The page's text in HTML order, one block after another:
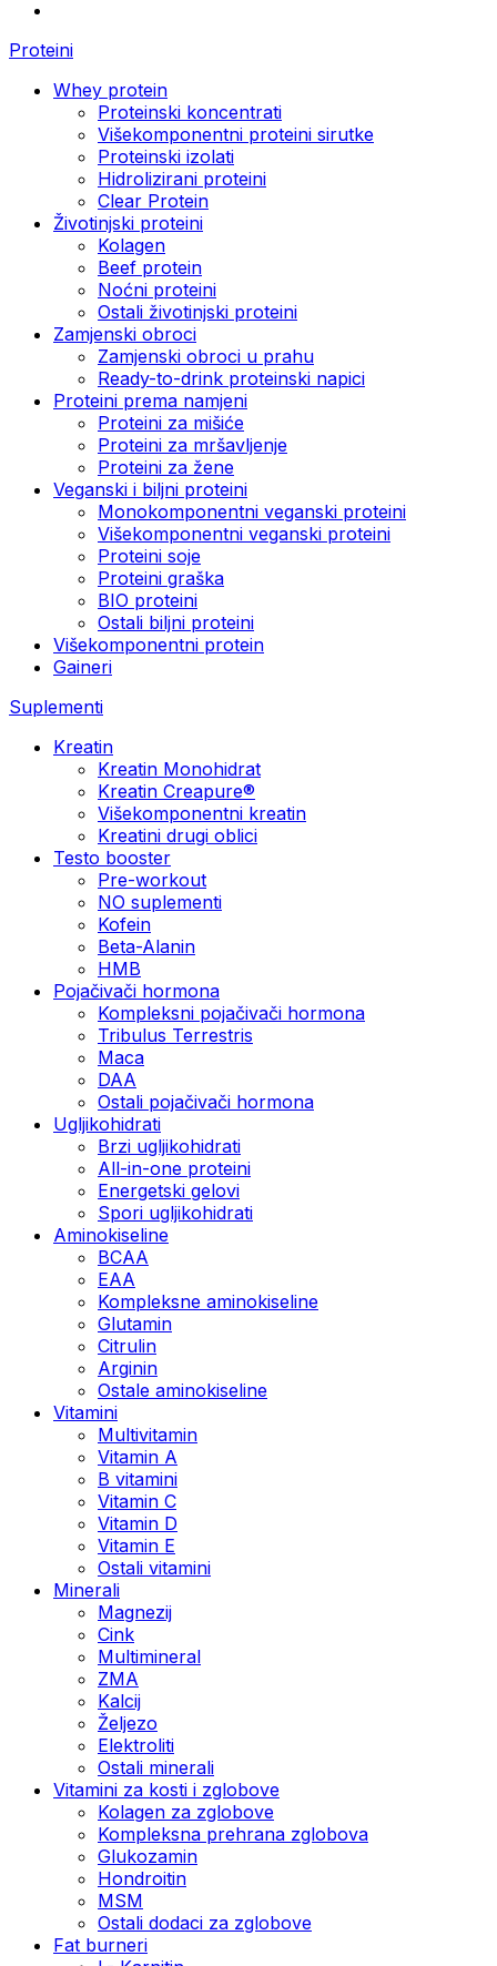
Proteini
Whey protein
Proteinski koncentrati
Višekomponentni proteini sirutke
Proteinski izolati
Hidrolizirani proteini
Clear Protein
Životinjski proteini
Kolagen
Beef protein
Noćni proteini
Ostali životinjski proteini
Zamjenski obroci
Zamjenski obroci u prahu
Ready-to-drink proteinski napici
Proteini prema namjeni
Proteini za mišiće
Proteini za mršavljenje
Proteini za žene
Veganski i biljni proteini
Monokomponentni veganski proteini
Višekomponentni veganski proteini
Proteini soje
Proteini graška
BIO proteini
Ostali biljni proteini
Višekomponentni protein
Gaineri
Suplementi
Kreatin
Kreatin Monohidrat
Kreatin Creapure®
Višekomponentni kreatin
Kreatini drugi oblici
Testo booster
Pre-workout
NO suplementi
Kofein
Beta-Alanin
HMB
Pojačivači hormona
Kompleksni pojačivači hormona
Tribulus Terrestris
Maca
DAA
Ostali pojačivači hormona
Ugljikohidrati
Brzi ugljikohidrati
All-in-one proteini
Energetski gelovi
Spori ugljikohidrati
Aminokiseline
BCAA
EAA
Kompleksne aminokiseline
Glutamin
Citrulin
Arginin
Ostale aminokiseline
Vitamini
Multivitamin
Vitamin A
B vitamini
Vitamin C
Vitamin D
Vitamin E
Ostali vitamini
Minerali
Magnezij
Cink
Multimineral
ZMA
Kalcij
Željezo
Elektroliti
Ostali minerali
Vitamini za kosti i zglobove
Kolagen za zglobove
Kompleksna prehrana zglobova
Glukozamin
Hondroitin
MSM
Ostali dodaci za zglobove
Fat burneri